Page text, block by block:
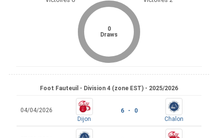
0
Draws
Foot Fauteuil - Division 4 (zone EST) - 2025/2026
04/04/2026
Dijon
6 - 0
Chalon